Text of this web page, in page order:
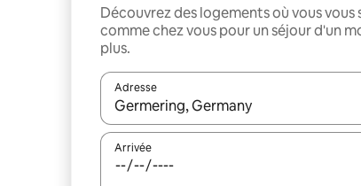
Découvrez des logements où vous vous
comme chez vous pour un séjour d'un
plus.
Adresse
Lorsque les résultats s'affichent, utilisez
Arrivée